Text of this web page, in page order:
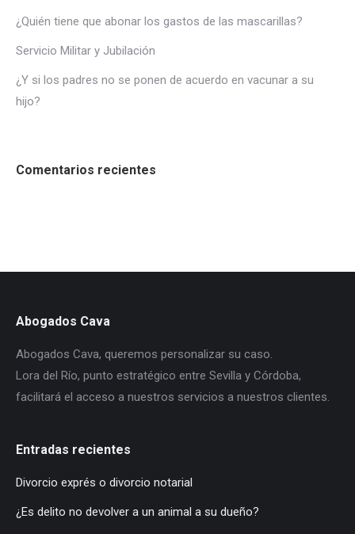
¿Quién tiene que abonar los gastos de las mascarillas?
Servicio Militar y Jubilación
¿Y si los padres no se ponen de acuerdo en vacunar a su
hijo?
Comentarios recientes
Abogados Cava
Abogados Cava, queremos personalizar su caso.
Lora del Río, punto estratégico entre Sevilla y Córdoba,
facilitará el acceso a nuestros servicios a nuestros clientes.
Entradas recientes
Divorcio exprés o divorcio notarial
¿Es delito no devolver a un animal a su dueño?